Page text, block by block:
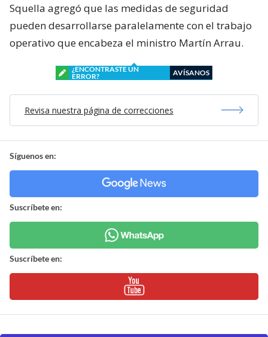
Squella agregó que las medidas de seguridad
pueden desarrollarse paralelamente con el trabajo
operativo que encabeza el ministro Martín Arrau.
¿ENCONTRASTE UN
ERROR?
AVÍSANOS
Revisa nuestra página de correcciones
Síguenos en:
Suscríbete en:
Suscríbete en: